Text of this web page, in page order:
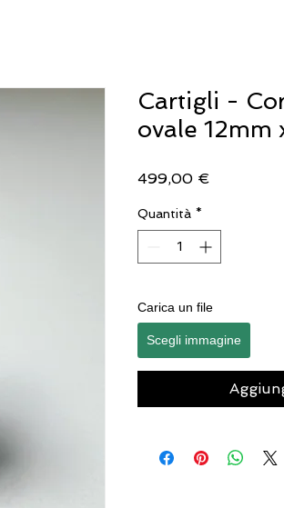
Cartigli -
ovale 12mm
499,00 €
Quantità *
Carica un file
Scegli immagine